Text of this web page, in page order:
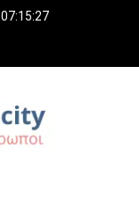
07:15:28